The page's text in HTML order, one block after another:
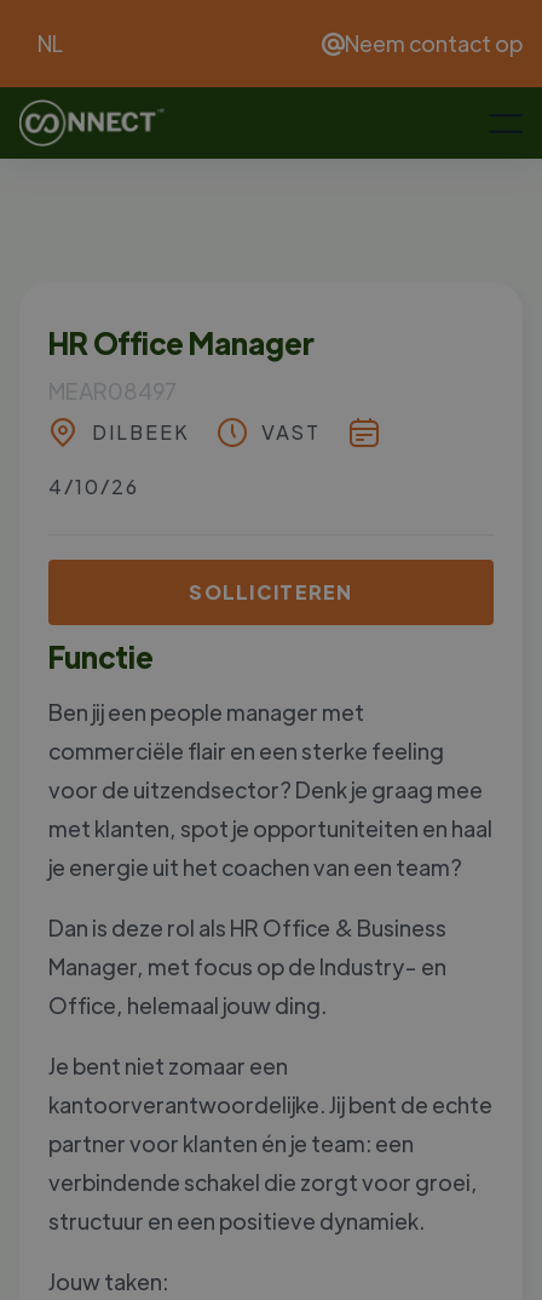
NL Neem contact op
HR Office Manager
MEAR08497
DILBEEK VAST
4/10/26
SOLLICITEREN
Functie
Ben jij een people manager met
commerciële flair en een sterke feeling
voor de uitzendsector? Denk je graag mee
met klanten, spot je opportuniteiten en haal
je energie uit het coachen van een team?
Dan is deze rol als HR Office & Business
Manager, met focus op de Industry- en
Office, helemaal jouw ding.
Je bent niet zomaar een
kantoorverantwoordelijke. Jij bent de echte
partner voor klanten én je team: een
verbindende schakel die zorgt voor groei,
structuur en een positieve dynamiek.
Jouw taken: